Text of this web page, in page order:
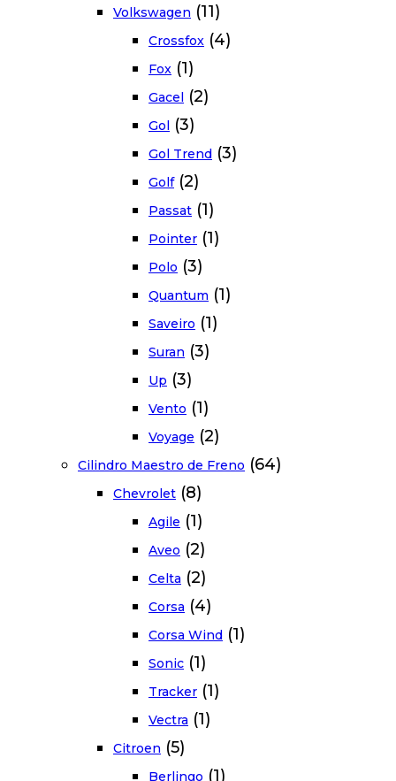
Volkswagen (11)
Crossfox (4)
Fox (1)
Gacel (2)
Gol (3)
Gol Trend (3)
Golf (2)
Passat (1)
Pointer (1)
Polo (3)
Quantum (1)
Saveiro (1)
Suran (3)
Up (3)
Vento (1)
Voyage (2)
Cilindro Maestro de Freno (64)
Chevrolet (8)
Agile (1)
Aveo (2)
Celta (2)
Corsa (4)
Corsa Wind (1)
Sonic (1)
Tracker (1)
Vectra (1)
Citroen (5)
Berlingo (1)